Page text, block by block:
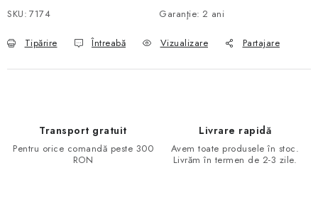
SKU: 7174 Garanţie: 2 ani
Tipărire Întreabă Vizualizare Partajare
Transport gratuit
Pentru orice comandă peste 300
RON
Livrare rapidă
Avem toate produsele în stoc.
Livrăm în termen de 2-3 zile.